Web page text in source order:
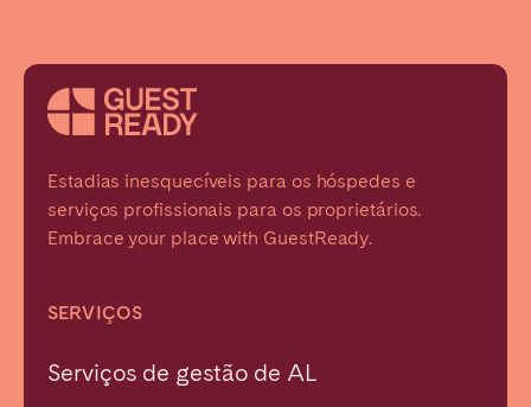
Estadias inesquecíveis para os hóspedes e
serviços profissionais para os proprietários.
Embrace your place with GuestReady.
SERVIÇOS
Serviços de gestão de AL